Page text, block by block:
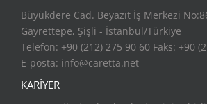
Büyükdere Cad. Beyazıt İş Merkezi
Gayrettepe, Şişli - İstanbul/Türkiye
Telefon: +90 (212) 275 90 60 Faks: +90
E-posta: info@caretta.net
KARİYER